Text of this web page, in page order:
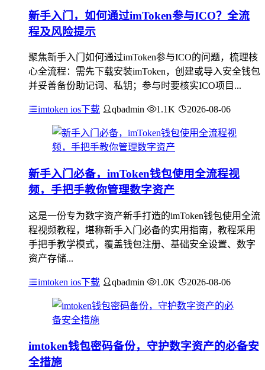
新手入门，如何通过imToken参与ICO？全流
程及风险提示
聚焦新手入门如何通过imToken参与ICO的问题，梳理核
心全流程：需先下载安装imToken，创建或导入安全钱包
并妥善备份助记词、私钥；参与时要核实ICO项目...
imtoken ios下载 qbadmin 1.1K 2026-08-06
新手入门必备，imToken钱包使用全流程视
频，手把手教你管理数字资产
这是一份专为数字资产新手打造的imToken钱包使用全流
程视频教程，堪称新手入门必备的实用指南，教程采用
手把手教学模式，覆盖钱包注册、基础安全设置、数字
资产存储...
imtoken ios下载 qbadmin 1.0K 2026-08-06
imtoken钱包密码备份，守护数字资产的必备安
全措施